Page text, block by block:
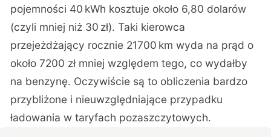
pojemności 40 kWh kosztuje około 6,80 dolarów
(czyli mniej niż 30 zł). Taki kierowca
przejeżdżający rocznie 21700 km wyda na prąd o
około 7200 zł mniej względem tego, co wydałby
na benzynę. Oczywiście są to obliczenia bardzo
przybliżone i nieuwzględniające przypadku
ładowania w taryfach pozaszczytowych.